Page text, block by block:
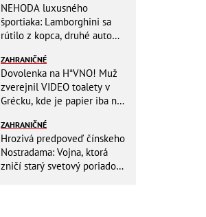
NEHODA luxusného
športiaka: Lamborghini sa
rútilo z kopca, druhé auto
horšie
ZAHRANIČNÉ
Dovolenka na H*VNO! Muž
zverejnil VIDEO toalety v
Grécku, kde je papier iba na
do kuchyne
ZAHRANIČNÉ
Hrozivá predpoveď čínskeho
Nostradama: Vojna, ktorá
zničí starý svetový poriadok!